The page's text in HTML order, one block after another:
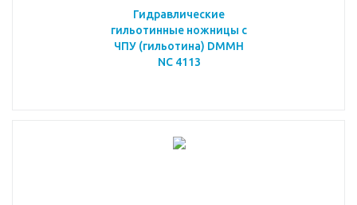
Гидравлические
гильотинные ножницы с
ЧПУ (гильотина) DMMH
NC 4113